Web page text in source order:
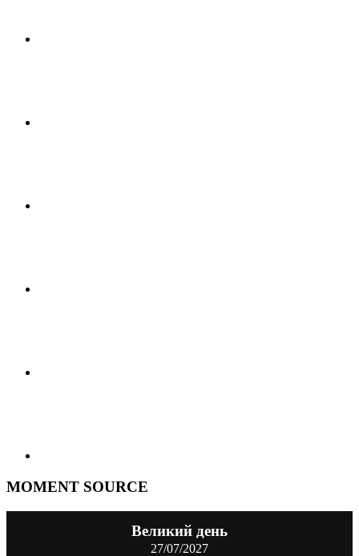
MOMENT SOURCE
Великий день
27/07/2027